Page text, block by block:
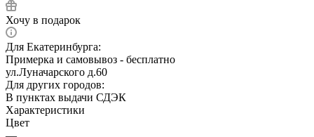
Хочу в подарок
Для Екатеринбурга:
Примерка и самовывоз - бесплатно
ул.Луначарского д.60
Для других городов:
В пунктах выдачи СДЭК
Характеристики
Цвет